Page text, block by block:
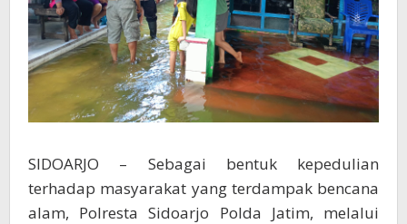
SIDOARJO – Sebagai bentuk kepedulian
terhadap masyarakat yang terdampak bencana
alam, Polresta Sidoarjo Polda Jatim, melalui